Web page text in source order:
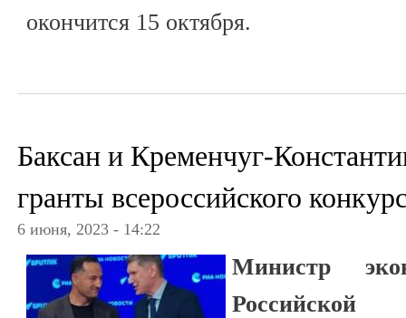
окончится 15 октября.
Баксан и Кременчуг-
гранты всероссийского
6 июня, 2023 - 14:22
Министр